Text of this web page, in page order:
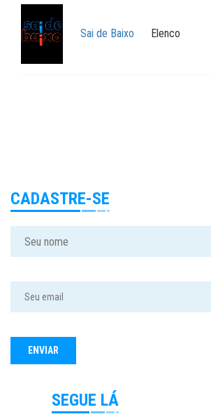
Sai de Baixo Elenco
CADASTRE-SE
SEGUE LÁ